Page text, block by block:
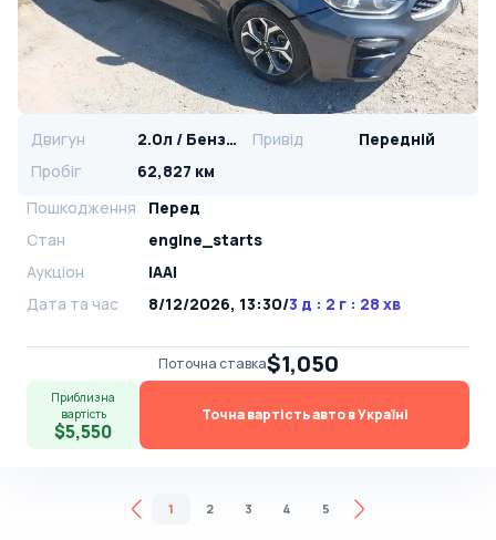
Двигун 2.0л / Бензин Привід
Передній
Пробіг
62,827 км
Пошкодження
Перед
Стан
engine_starts
Аукціон
IAAI
Дата та час
8/12/2026, 13:30/3 д : 2 г : 28 хв
Поточна ставка$1,050
Приблизна
вартість
$5,550
Точна вартість авто в Україні
1 2 3 4 5